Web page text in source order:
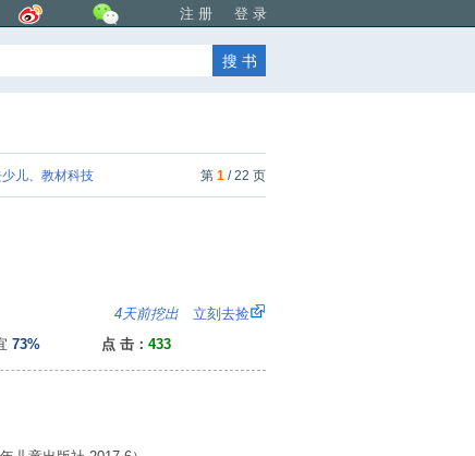
注 册 登 录
少儿、教材科技 第 1 / 22 页
4天前挖出 立刻去捡
73% 点 击： 433